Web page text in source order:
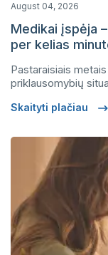
August 04, 2026
Medikai įspėja
per kelias
Pastaraisiais
priklausomybių
Skaityti plačiau